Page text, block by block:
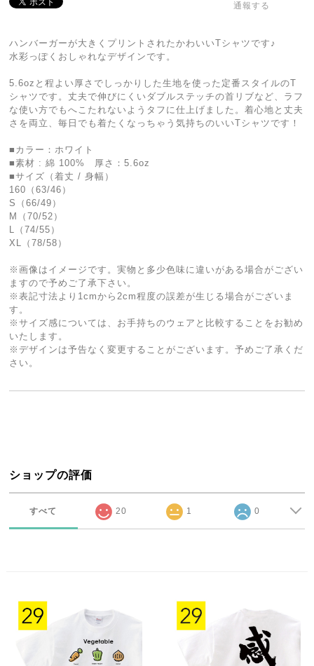
通報する
ハンバーガーが大きくプリントされたかわいいTシャツです♪
水彩っぽくおしゃれなデザインです。
5.6ozと程よい厚さでしっかりした生地を使った定番スタイルのT
シャツです。丈夫で伸びにくいダブルステッチの首リブなど、ラフ
な使い方でもへこたれないようタフに仕上げました。着心地と丈夫
さを両立、毎日でも着たくなっちゃう気持ちのいいTシャツです！
■カラー：ホワイト
■素材 : 綿 100% 厚さ：5.6oz
■サイズ（着丈 / 身幅）
160（63/46）
S（66/49）
M（70/52）
L（74/55）
XL（78/58）
※画像はイメージです。実物と多少色味に違いがある場合がござい
ますので予めご了承下さい。
※表記寸法より1cmから2cm程度の誤差が生じる場合がございま
す。
※サイズ感については、お手持ちのウェアと比較することをお勧め
いたします。
※デザインは予告なく変更することがございます。予めご了承くだ
さい。
ショップの評価
すべて 20 1 0